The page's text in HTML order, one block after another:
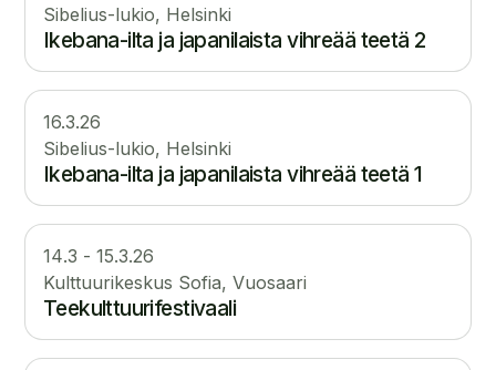
Sibelius-lukio, Helsinki
Ikebana-ilta ja japanilaista vihreää teetä 2
16.3.26
Sibelius-lukio, Helsinki
Ikebana-ilta ja japanilaista vihreää teetä 1
14.3 - 15.3.26
Kulttuurikeskus Sofia, Vuosaari
Teekulttuurifestivaali